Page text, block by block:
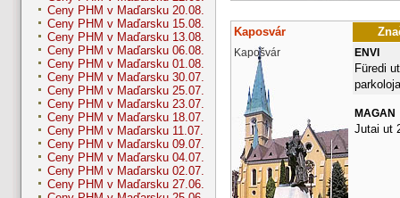
Ceny PHM v Maďarsku 20.08.
Ceny PHM v Maďarsku 15.08.
Ceny PHM v Maďarsku 13.08.
Ceny PHM v Maďarsku 06.08.
Ceny PHM v Maďarsku 01.08.
Ceny PHM v Maďarsku 30.07.
Ceny PHM v Maďarsku 25.07.
Ceny PHM v Maďarsku 23.07.
Ceny PHM v Maďarsku 18.07.
Ceny PHM v Maďarsku 11.07.
Ceny PHM v Maďarsku 09.07.
Ceny PHM v Maďarsku 04.07.
Ceny PHM v Maďarsku 02.07.
Ceny PHM v Maďarsku 27.06.
Kaposvár
Kapošvár ENVI
Füredi
MAGAN
Jutai ut